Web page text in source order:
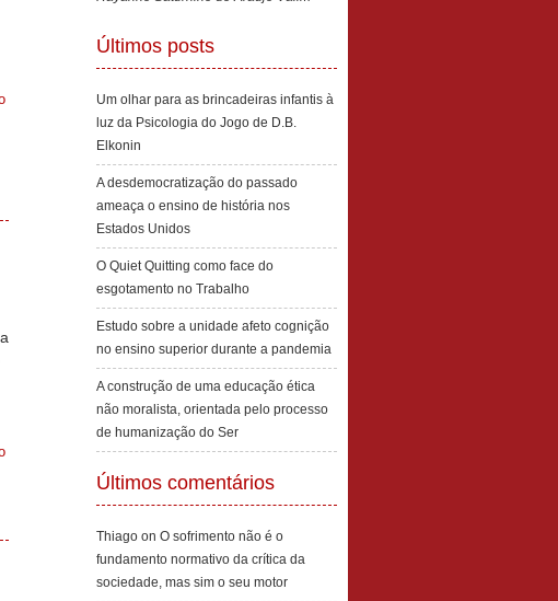
Últimos posts
Um olhar para as brincadeiras infantis à
luz da Psicologia do Jogo de D.B.
Elkonin
A desdemocratização do passado
ameaça o ensino de história nos
Estados Unidos
O Quiet Quitting como face do
esgotamento no Trabalho
Estudo sobre a unidade afeto cognição
no ensino superior durante a pandemia
A construção de uma educação ética
não moralista, orientada pelo processo
de humanização do Ser
Últimos comentários
Thiago on O sofrimento não é o
fundamento normativo da crítica da
sociedade, mas sim o seu motor